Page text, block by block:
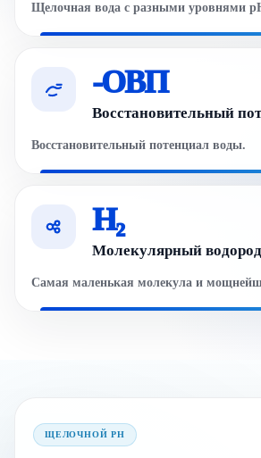
Щелочная вода с разными уровнями
-ОВП
Восстановительный
Восстановительный потенциал воды.
H₂
Молекулярный водород
Самая маленькая молекула и
ЩЕЛОЧНОЙ PH